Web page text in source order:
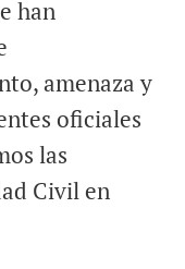
han
amenaza y
oficiales
las
Civil en